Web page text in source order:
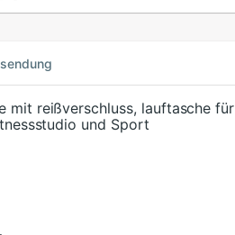
mit reißverschluss, lauftasche für
und Sport